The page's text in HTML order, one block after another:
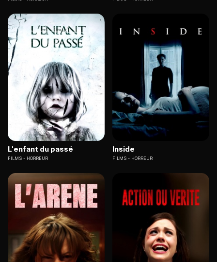
L'enfant du passé
FILMS HORREUR
Inside
FILMS HORREUR